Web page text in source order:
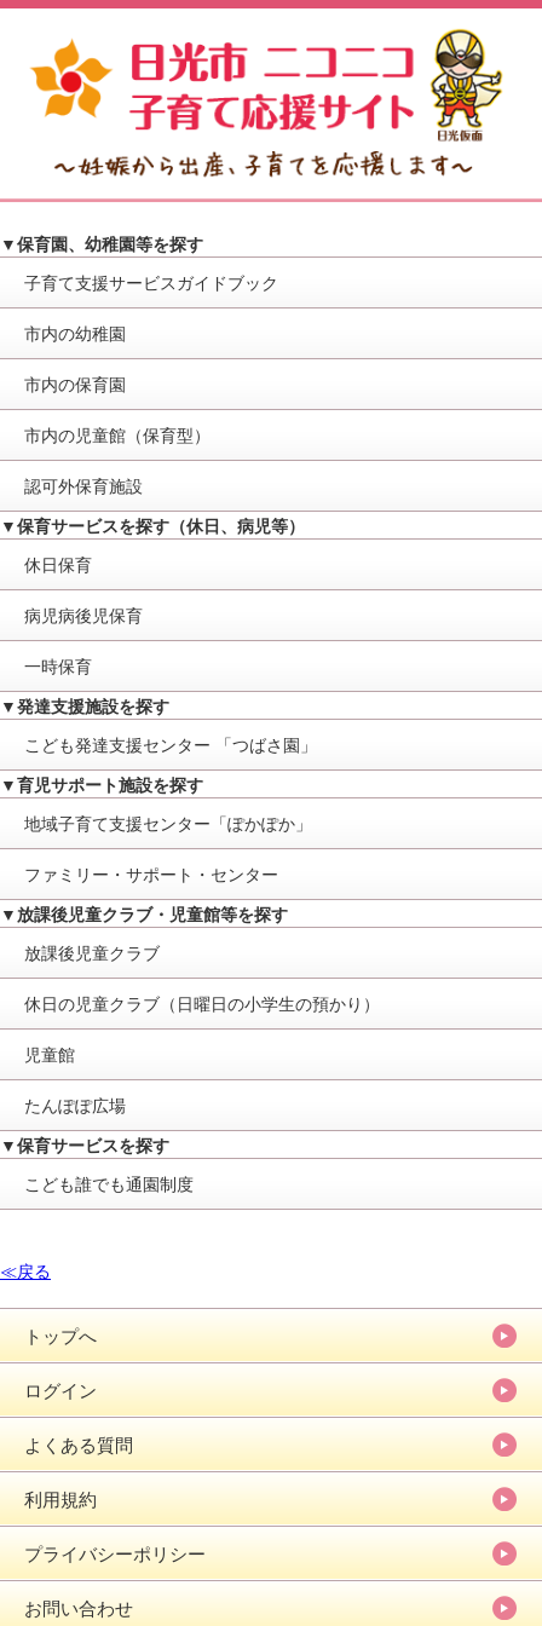
▼保育園、幼稚園等を探す
子育て支援サービスガイドブック
市内の幼稚園
市内の保育園
市内の児童館（保育型）
認可外保育施設
▼保育サービスを探す（休日、病児等）
休日保育
病児病後児保育
一時保育
▼発達支援施設を探す
こども発達支援センター 「つばさ園」
▼育児サポート施設を探す
地域子育て支援センター「ぽかぽか」
ファミリー・サポート・センター
▼放課後児童クラブ・児童館等を探す
放課後児童クラブ
休日の児童クラブ（日曜日の小学生の預かり）
児童館
たんぽぽ広場
▼保育サービスを探す
こども誰でも通園制度
≪戻る
トップへ
ログイン
よくある質問
利用規約
プライバシーポリシー
お問い合わせ